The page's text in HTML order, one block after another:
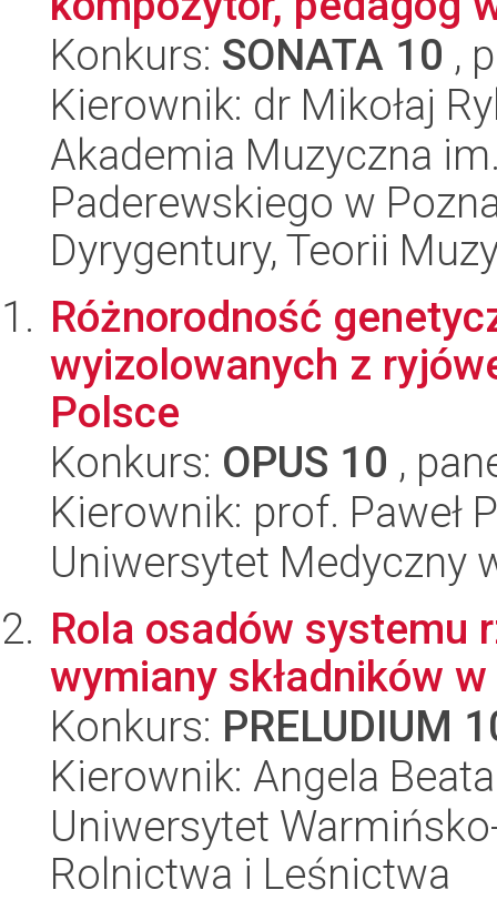
Konkurs: SONATA 10 ,
Kierownik: dr Mikołaj
Akademia Muzyczna
Paderewskiego w
Dyrygentury, Teorii
Różnorodność
wyizolowanych z
Polsce
Konkurs: OPUS 10 ,
Kierownik: prof. Paweł
Uniwersytet Medyczny
Rola osadów systemu
wymiany składników
Konkurs: PRELUDIUM
Kierownik: Angela
Uniwersytet
Rolnictwa i Leśnictwa